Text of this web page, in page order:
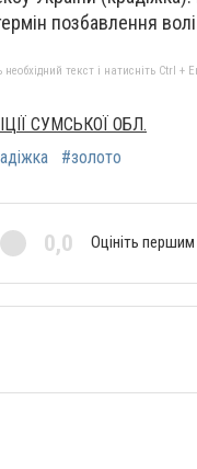
позбавлення
текст і натисніть Ctrl +
СУМСЬКОЇ ОБЛ.
#золото
0,0 Оцініть першим